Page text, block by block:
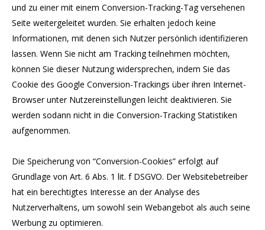
und zu einer mit einem Conversion-Tracking-Tag versehenen
Seite weitergeleitet wurden. Sie erhalten jedoch keine
Informationen, mit denen sich Nutzer persönlich identifizieren
lassen. Wenn Sie nicht am Tracking teilnehmen möchten,
können Sie dieser Nutzung widersprechen, indem Sie das
Cookie des Google Conversion-Trackings über ihren Internet-
Browser unter Nutzereinstellungen leicht deaktivieren. Sie
werden sodann nicht in die Conversion-Tracking Statistiken
aufgenommen.
Die Speicherung von “Conversion-Cookies” erfolgt auf
Grundlage von Art. 6 Abs. 1 lit. f DSGVO. Der Websitebetreiber
hat ein berechtigtes Interesse an der Analyse des
Nutzerverhaltens, um sowohl sein Webangebot als auch seine
Werbung zu optimieren.